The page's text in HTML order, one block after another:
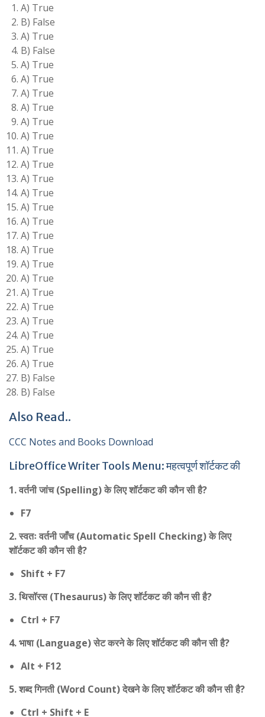
A) True
B) False
A) True
B) False
A) True
A) True
A) True
A) True
A) True
A) True
A) True
A) True
A) True
A) True
A) True
A) True
A) True
A) True
A) True
A) True
A) True
A) True
A) True
A) True
A) True
A) True
B) False
B) False
Also Read..
CCC Notes and Books Download
LibreOffice Writer Tools Menu: महत्वपूर्ण शॉर्टकट की
1. वर्तनी जांच (Spelling) के लिए शॉर्टकट की कौन सी है?
F7
2. स्वतः वर्तनी जाँच (Automatic Spell Checking) के लिए
शॉर्टकट की कौन सी है?
Shift + F7
3. थिसॉरस (Thesaurus) के लिए शॉर्टकट की कौन सी है?
Ctrl + F7
4. भाषा (Language) सेट करने के लिए शॉर्टकट की कौन सी है?
Alt + F12
5. शब्द गिनती (Word Count) देखने के लिए शॉर्टकट की कौन सी है?
Ctrl + Shift + E